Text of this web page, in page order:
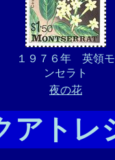
１９７６年 英領モ
ンセラト
夜の花
トレ